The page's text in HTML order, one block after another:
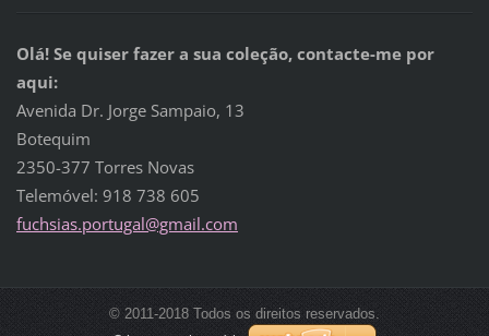
Olá! Se quiser fazer a sua coleção, contacte-me por
aqui:
Avenida Dr. Jorge Sampaio, 13
Botequim
2350-377 Torres Novas
Telemóvel: 918 738 605
fuchsias.portugal@gmail.com
© 2011-2018 Todos os direitos reservados.